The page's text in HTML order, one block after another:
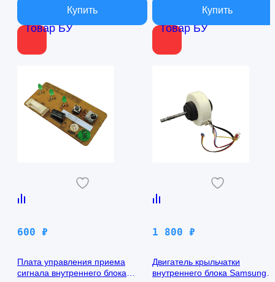
Товар БУ Товар БУ
600 ₽
Плата управления приема
сигнала внутреннего блока
1 800 ₽
Двигатель крыльчатки
внутреннего блока Samsung